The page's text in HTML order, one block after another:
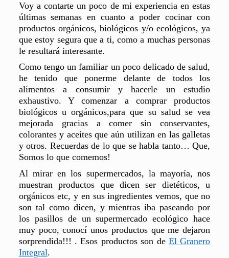
Voy a contarte un poco de mi experiencia en estas
últimas semanas en cuanto a poder cocinar con
productos orgánicos, biológicos y/o ecológicos, ya
que estoy segura que a ti, como a muchas personas
le resultará interesante.
Como tengo un familiar un poco delicado de salud,
he tenido que ponerme delante de todos los
alimentos a consumir y hacerle un estudio
exhaustivo. Y comenzar a comprar productos
biológicos u orgánicos,para que su salud se vea
mejorada gracias a comer sin conservantes,
colorantes y aceites que aún utilizan en las galletas
y otros. Recuerdas de lo que se habla tanto… Que,
Somos lo que comemos!
Al mirar en los supermercados, la mayoría, nos
muestran productos que dicen ser dietéticos, u
orgánicos etc, y en sus ingredientes vemos, que no
son tal como dicen, y mientras iba paseando por
los pasillos de unsupermercado ecológicohace
muy poco, conocí unos productos que me dejaron
sorprendida!!! . Esos productos son de El Granero
Integral.